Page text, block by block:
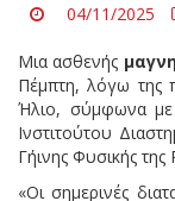
04/11/2025
Μια ασθενής
Πέμπτη, λόγω της
Ήλιο, σύμφωνα με
Ινστιτούτου
Γήινης Φυσικής
«Οι σημερινές